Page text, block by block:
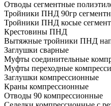
Отводы сегментные
Тройники ПНД 90гр
Тройники ПНД косые
Крестовины ПНД
Вытяжные тройники ПНД
Заглушки сварные
Муфты соединительные
Муфты переходные
Заглушки компрессионные
Краны компрессионные
Отводы 90 компрессионные